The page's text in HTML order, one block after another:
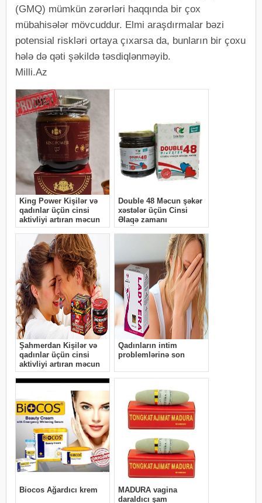
(GMQ) mümkün zərərləri haqqında bir çox
mübahisələr mövcuddur. Elmi araşdırmalar bəzi
potensial riskləri ortaya çıxarsa da, bunların bir çoxu
hələ də qəti şəkildə təsdiqlənməyib.
Milli.Az